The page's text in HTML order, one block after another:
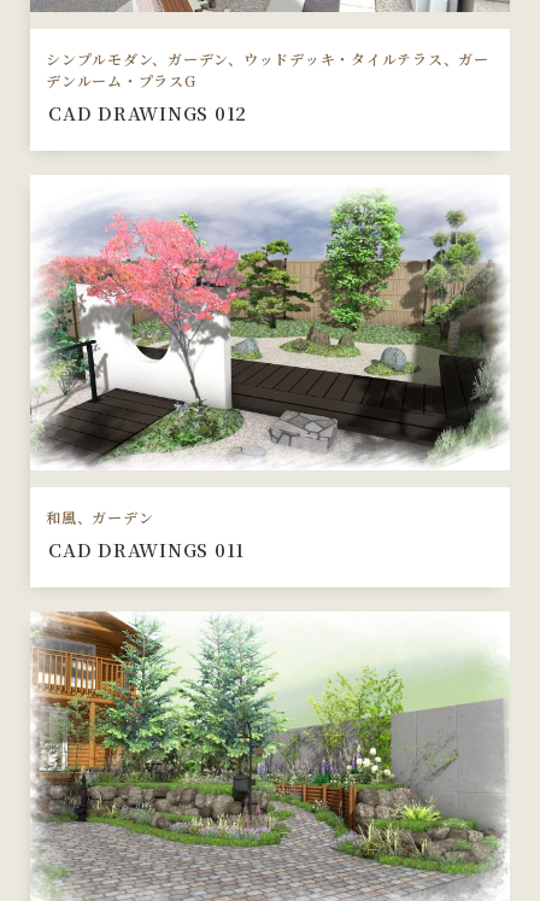
シンプルモダン、ガーデン、ウッドデッキ・タイルテラス、ガー
デンルーム・プラスG
CAD DRAWINGS 012
和風、ガーデン
CAD DRAWINGS 011